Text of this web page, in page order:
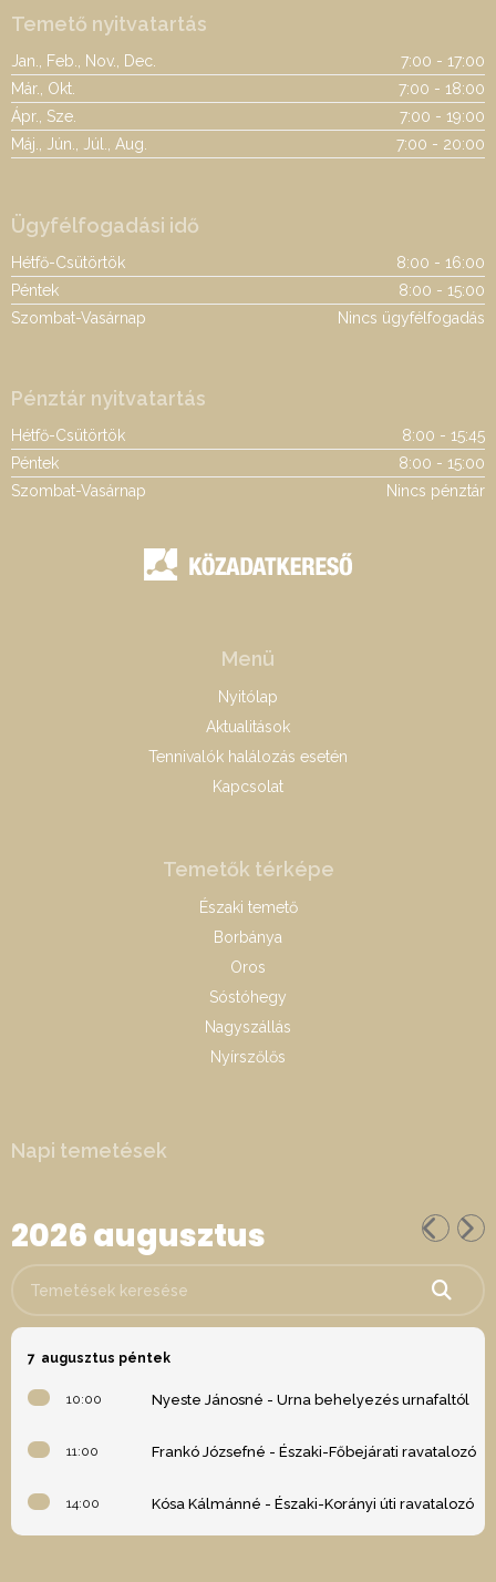
Temető nyitvatartás
Jan., Feb., Nov., Dec.
7:00 - 17:00
Már., Okt.
7:00 - 18:00
Ápr., Sze.
7:00 - 19:00
Máj., Jún., Júl., Aug.
7:00 - 20:00
Ügyfélfogadási idő
Hétfő-Csütörtök
8:00 - 16:00
Péntek
8:00 - 15:00
Szombat-Vasárnap
Nincs ügyfélfogadás
Pénztár nyitvatartás
Hétfő-Csütörtök
8:00 - 15:45
Péntek
8:00 - 15:00
Szombat-Vasárnap
Nincs pénztár
Menü
Nyitólap
Aktualitások
Tennivalók halálozás esetén
Kapcsolat
Temetők térképe
Északi temető
Borbánya
Oros
Sóstóhegy
Nagyszállás
Nyírszőlős
Napi temetések
2026 augusztus
7 augusztus péntek
10:00 Nyeste Jánosné - Urna behelyezés urnafaltól
11:00 Frankó Józsefné - Északi-Főbejárati ravatalozó
14:00 Kósa Kálmánné - Északi-Korányi úti ravatalozó